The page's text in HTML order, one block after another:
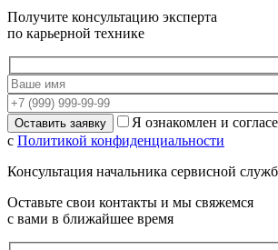
Получите консультацию эксперта
по карьерной технике
Я ознакомлен и
с Политикой конфиденциальности
Консультация начальника сервисной
Оставьте свои контакты и мы свяжемся
с вами в ближайшее время